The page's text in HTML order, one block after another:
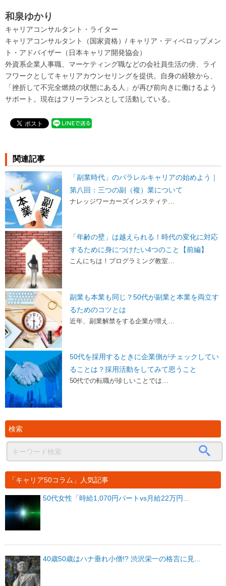
和泉ゆかり
キャリアコンサルタント・ライター
キャリアコンサルタント（国家資格）/ キャリア・ディベロップメン
ト・アドバイザー（日本キャリア開発協会）
外資系企業人事職、マーケティング職などの会社員生活の傍、ライ
フワークとしてキャリアカウンセリングを提供。自身の経験から、
「挫折して不完全燃焼の状態にある人」が再び前向きに働けるよう
サポート。現在はフリーランスとして活動している。
関連記事
「副業時代」のパラレルキャリアの始めよう｜
第八回：三つの副（複）業について
ナレッジワーカーズインスティテ…
「年齢の壁」は越えられる！時代の変化に対応
するために身につけたい4つのこと【前編】
こんにちは！プログラミング教室…
副業も本業も同じ？50代が副業と本業を両立す
るためのコツとは
近年、副業解禁をする企業が増え…
50代を採用するときに企業側がチェックしてい
ることは？採用活動をしてみて思うこと
50代での転職が珍しいことでは…
検索
「キャリア50コラム」人気記事
50代女性「時給1,070円パートvs月給22万円...
40歳50歳はハナ垂れ小僧!? 渋沢栄一の格言に見...